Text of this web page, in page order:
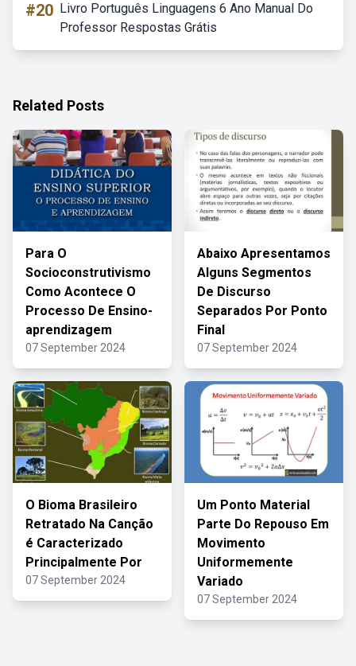
#20 Livro Português Linguagens 6 Ano Manual Do
Professor Respostas Grátis
Related Posts
Para O
Socioconstrutivismo
Como Acontece O
Processo De Ensino-
aprendizagem
07 September 2024
Abaixo Apresentamos
Alguns Segmentos
De Discurso
Separados Por Ponto
Final
07 September 2024
O Bioma Brasileiro
Retratado Na Canção
é Caracterizado
Principalmente Por
07 September 2024
Um Ponto Material
Parte Do Repouso Em
Movimento
Uniformemente
Variado
07 September 2024